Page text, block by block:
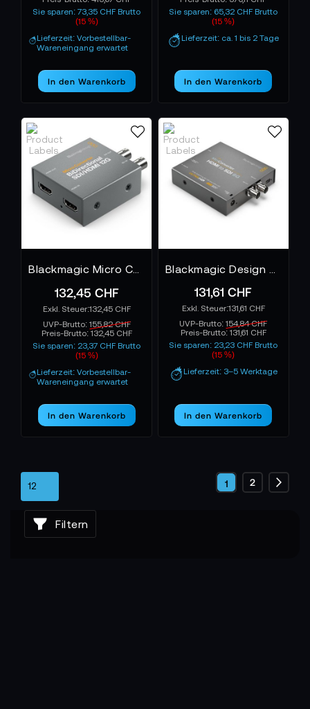
Sie sparen: 73,35 CHF Brutto
(15 %)
Lieferzeit: Vorbestellbar-
Wareneingang erwartet
In den Warenkorb
Sie sparen: 65,32 CHF Brutto
(15 %)
Lieferzeit: ca. 1 bis 2 Tage
In den Warenkorb
132,45 CHF
132,45 CHF
UVP-Brutto: 155,82 CHF
Preis-Brutto:132,45 CHF
Sie sparen: 23,37 CHF Brutto
(15 %)
Lieferzeit: Vorbestellbar-
Wareneingang erwartet
In den Warenkorb
131,61 CHF
131,61 CHF
UVP-Brutto:154,84 CHF
Preis-Brutto: 131,61 CHF
Sie sparen: 23,23 CHF Brutto
(15 %)
Lieferzeit: 3–5 Werktage
In den Warenkorb
Seite
Sie
1 Seite
2
Filtern